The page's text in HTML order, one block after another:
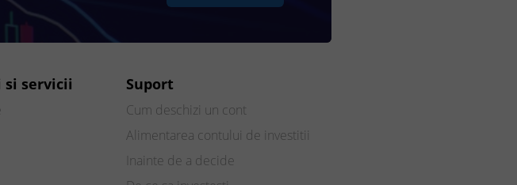
servicii Suport
Cum deschizi un cont
Alimentarea contului de investitii
Inainte de a decide